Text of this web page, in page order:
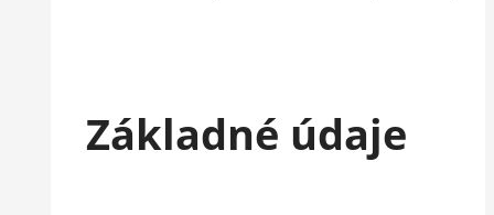
Základné údaje